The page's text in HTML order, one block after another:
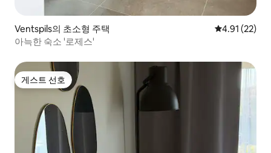
Ventspils의 초소형 주택 평점 4.91점
4.91 (22)
아늑한 숙소 '로제스'
게스트 선호
게스트 선호